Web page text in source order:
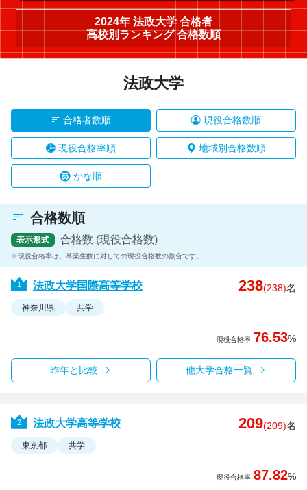
2024年 法政大学 合格者
高校別ランキング 合格数順
法政大学
合格者数順 現役合格数順
現役合格率順 地域別合格数順
かな順
合格数順
表示形式 合格数 (現役合格数)
現役合格率は、卒業生数に対しての現役合格数の割合です。
法政大学国際高等学校 238(238)名
神奈川県 共学
現役合格率 76.53%
昨年と比較 他大学合格一覧
法政大学高等学校 209(209)名
東京都 共学
現役合格率 87.82%